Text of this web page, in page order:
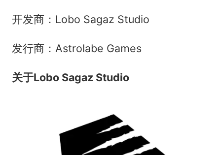
开发商：Lobo Sagaz Studio
发行商：Astrolabe Games
关于Lobo Sagaz Studio